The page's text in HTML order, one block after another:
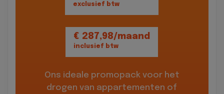
exclusief btw
€ 287,98/maand
inclusief btw
Ons ideale promopack voor het
drogen van appartementen of